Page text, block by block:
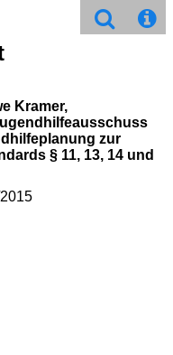
Kramer,
zur
§ 11, 13, 14 und